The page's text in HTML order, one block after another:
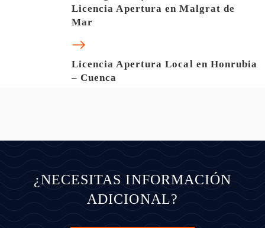
Licencia Apertura en Malgrat de
Mar
Licencia Apertura Local en Honrubia
– Cuenca
¿NECESITAS INFORMACIÓN
ADICIONAL?